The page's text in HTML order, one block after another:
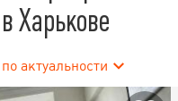
Харькове
по актуальности